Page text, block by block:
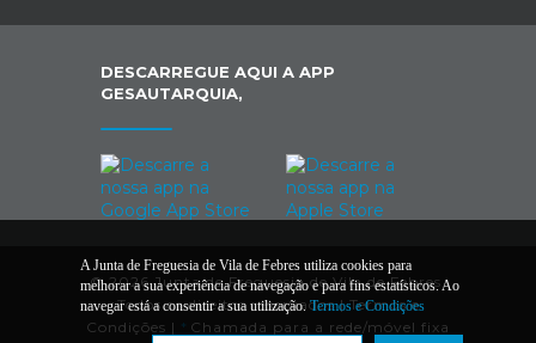
DESCARREGUE AQUI A APP
GESAUTARQUIA,
© 2026 Junta de Freguesia de Vila de Febres.
Todos os direitos reservados |Termos e
Condições | * Chamada para a rede/móvel fixa
A Junta de Freguesia de Vila de Febres utiliza cookies para
melhorar a sua experiência de navegação e para fins estatísticos. Ao
navegar está a consentir a sua utilização.Termos e Condições